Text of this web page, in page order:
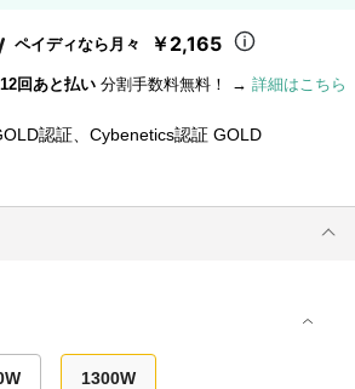
ペイディなら月々 ￥2,165
回あと払い 分割手数料無料！ → 詳細はこちら
認証、Cybenetics認証 GOLD
1300W